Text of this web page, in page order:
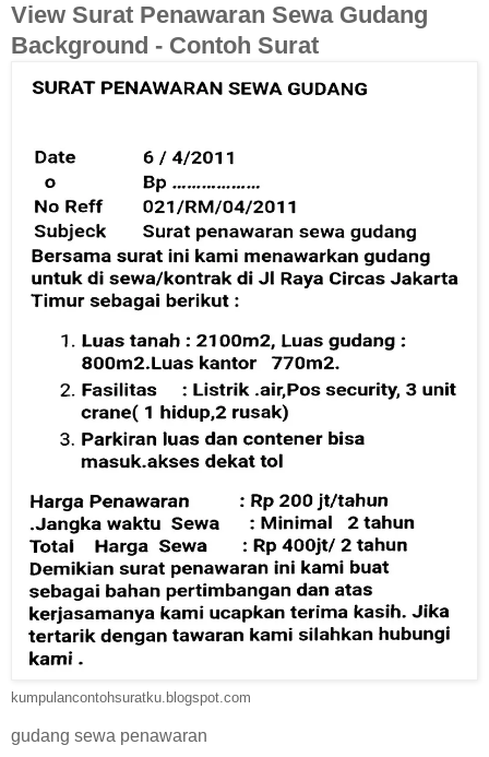
View Surat Penawaran Sewa Gudang
Background - Contoh Surat
kumpulancontohsuratku.blogspot.com
gudang sewa penawaran